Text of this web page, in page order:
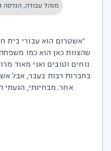
מנהל עבודה, הנדסה
"אשטרום הוא עבורי בית
שהצוות כאן הוא כמו
נוחים וטובים ואני מאוד
בחברות רבות בעבר, אבל
אחר. מבחינתי, הגעתי